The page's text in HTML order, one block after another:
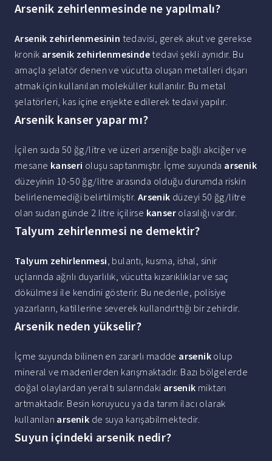
Arsenik zehirlenmesinde ne yapılmalı?
Arsenik zehirlenmesinin tedavisi, gerek akut ve gerekse
kronik arsenik zehirlenmesinde tedavi şekli aynıdır. Bu
amaçla şelatör denen ve vücutta oluşan metalleri dışarı
atmak için kullanılan moleküller kullanılır. Bu metal
şelatörleri, kas içine enjekte edilerek tedavi yapılır.
Arsenik kanser yapar mı?
İçilen suda 50 ğg/litre ve üzeri arseniğe bağlı akciğer ve
mesane kanseri oluşu saptanmıştır. İçme suyunda arsenik
düzeyinin 10-50 ğg/litre arasında olduğu durumda riskin
belirlenemediği belirtilmiştir. Arsenik düzeyi 50 ğg/litre
olan sudan günde 2 litre içilirse kanser olasılığı vardır.
Talyum zehirlenmesi ne demektir?
Talyum zehirlenmesi, bulantı, kusma, ishal, sinir
uçlarında ağrılı duyarlılık, vücutta kızarıklıklar ve saç
dökülmesi ile kendini gösterir. Bu nedenle, polisiye
yazarların, katillerine severek kullandırttığı bir zehirdir.
Arsenik neden yükselir?
İçme suyunda bilinen en zararlı madde arsenik olup
mineral ve madenlerden karışmaktadır. Bazı bölgelerde
doğal olaylardan yeraltı sularındaki arsenik miktarı
artmaktadır. Besin koruyucu ya da tarım ilacı olarak
kullanılan arsenik de suya karışabilmektedir.
Suyun içindeki arsenik nedir?